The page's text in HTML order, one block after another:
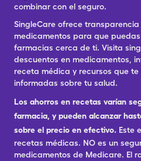
combinar con el seguro.
SingleCare ofrece
medicamentos para que
farmacias cerca de ti. Visita
descuentos en medicamentos,
receta médica y recursos que
informadas sobre tu salud.
Los ahorros en recetas varían
farmacia, y pueden alcanzar
sobre el precio en efectivo. Este
recetas médicas. NO es un
medicamentos de Medicare. El